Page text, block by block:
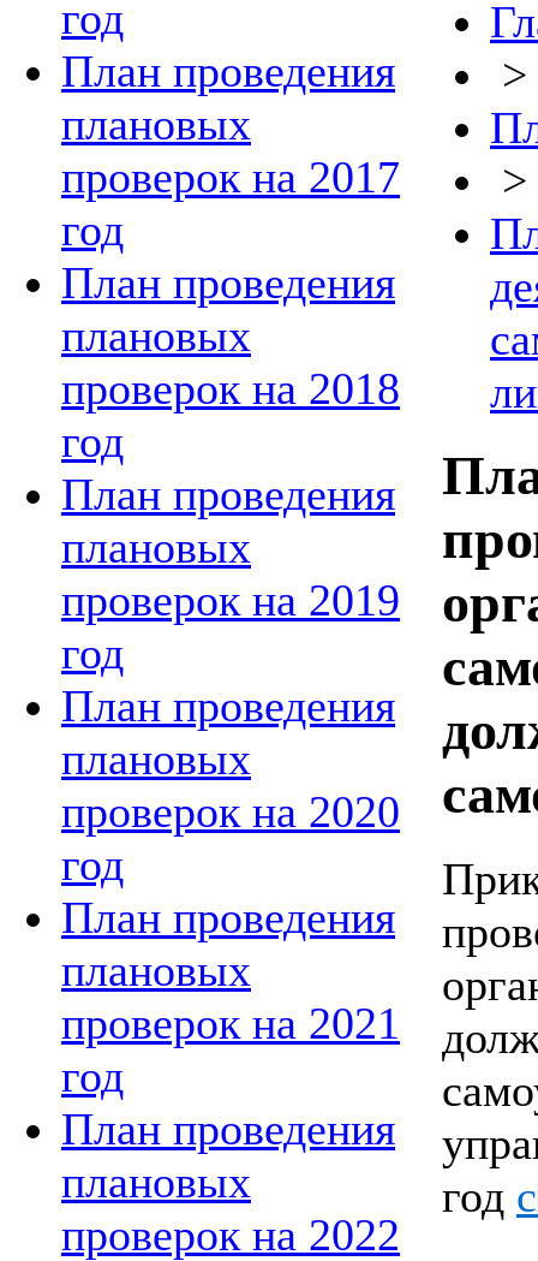
год
План проведения
плановых
проверок на 2017
год
План проведения
плановых
проверок на 2018
год
План проведения
плановых
проверок на 2019
год
План проведения
плановых
проверок на 2020
год
План проведения
плановых
проверок на 2021
год
План проведения
плановых
проверок на 2022
>
>
год